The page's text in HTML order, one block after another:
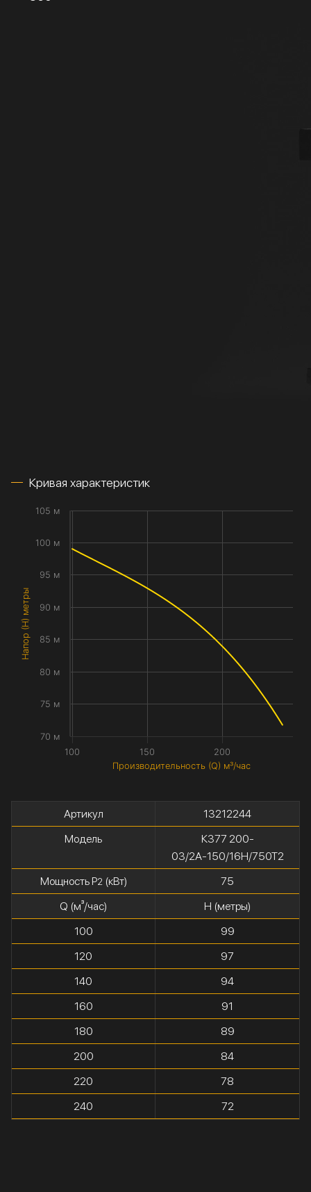
Кривая характеристик
Производительность (Q) м³/час
Напор (H) метры
100 150 200
70 м
75 м
80 м
85 м
90 м
95 м
100 м
105 м
Артикул
13212244
Модель
К377 200-
03/2А-150/16Н/750Т2
Мощность P2(кВт)
75
Q (м³/час)
H (метры)
100
99
120
97
140
94
160
91
180
89
200
84
220
78
240
72